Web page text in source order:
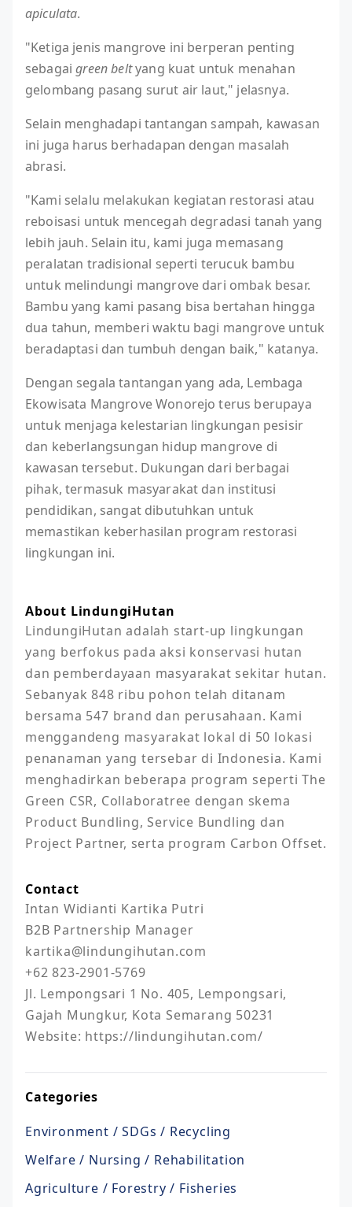
apiculata.
"Ketiga jenis mangrove ini berperan penting
sebagaigreen beltyang kuat untuk menahan
gelombang pasang surut air laut," jelasnya.
Selain menghadapi tantangan sampah, kawasan
ini juga harus berhadapan dengan masalah
abrasi.
"Kami selalu melakukan kegiatan restorasi atau
reboisasi untuk mencegah degradasi tanah yang
lebih jauh. Selain itu, kami juga memasang
peralatan tradisional seperti terucuk bambu
untuk melindungi mangrove dari ombak besar.
Bambu yang kami pasang bisa bertahan hingga
dua tahun, memberi waktu bagi mangrove untuk
beradaptasi dan tumbuh dengan baik," katanya.
Dengan segala tantangan yang ada, Lembaga
Ekowisata Mangrove Wonorejo terus berupaya
untuk menjaga kelestarian lingkungan pesisir
dan keberlangsungan hidup mangrove di
kawasan tersebut. Dukungan dari berbagai
pihak, termasuk masyarakat dan institusi
pendidikan, sangat dibutuhkan untuk
memastikan keberhasilan program restorasi
lingkungan ini.
About LindungiHutan
LindungiHutan adalah start-up lingkungan
yang berfokus pada aksi konservasi hutan
dan pemberdayaan masyarakat sekitar hutan.
Sebanyak 848 ribu pohon telah ditanam
bersama 547 brand dan perusahaan. Kami
menggandeng masyarakat lokal di 50 lokasi
penanaman yang tersebar di Indonesia. Kami
menghadirkan beberapa program seperti The
Green CSR, Collaboratree dengan skema
Product Bundling, Service Bundling dan
Project Partner, serta program Carbon Offset.
Contact
Intan Widianti Kartika Putri
B2B Partnership Manager
kartika@lindungihutan.com
+62 823-2901-5769
Jl. Lempongsari 1 No. 405, Lempongsari,
Gajah Mungkur, Kota Semarang 50231
Website: https://lindungihutan.com/
Categories
Environment / SDGs / Recycling
Welfare / Nursing / Rehabilitation
Agriculture / Forestry / Fisheries